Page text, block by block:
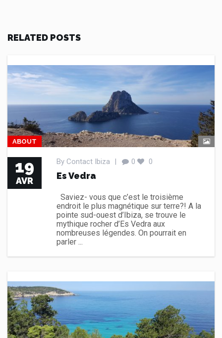
RELATED POSTS
ABOUT
19
AVR
By Contact Ibiza | 0 0
Es Vedra
Saviez- vous que c’est le troisième
endroit le plus magnétique sur terre?! A la
pointe sud-ouest d’Ibiza, se trouve le
mythique rocher d’Es Vedra aux
nombreuses légendes. On pourrait en
parler ...